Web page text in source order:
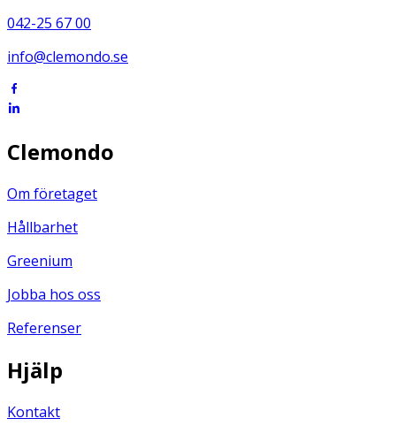
042-25 67 00
info@clemondo.se
Clemondo
Om företaget
Hållbarhet
Greenium
Jobba hos oss
Referenser
Hjälp
Kontakt